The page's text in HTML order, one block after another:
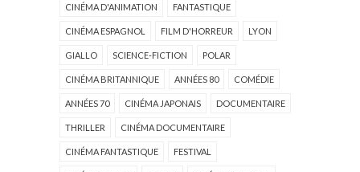
CINÉMA D'ANIMATION FANTASTIQUE
CINÉMA ESPAGNOL FILM D'HORREUR LYON
GIALLO SCIENCE-FICTION POLAR
CINÉMA BRITANNIQUE ANNÉES 80 COMÉDIE
ANNÉES 70 CINÉMA JAPONAIS DOCUMENTAIRE
THRILLER CINÉMA DOCUMENTAIRE
CINÉMA FANTASTIQUE FESTIVAL